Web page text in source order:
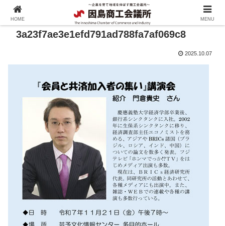
3a23f7ae3e1efd791ad788fa7af069c8
2025.10.07
HOME MENU